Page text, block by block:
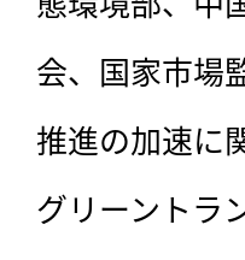
会、国家市場
推進の加速に
グリーントラ